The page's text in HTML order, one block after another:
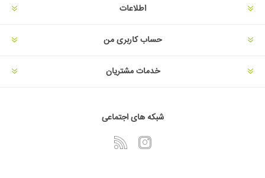
اطلاعات
حساب کاربری من
خدمات مشتریان
شبکه های اجتماعی